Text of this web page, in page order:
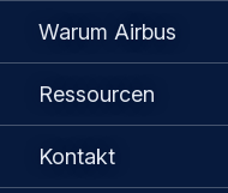
Warum Airbus
Ressourcen
Kontakt